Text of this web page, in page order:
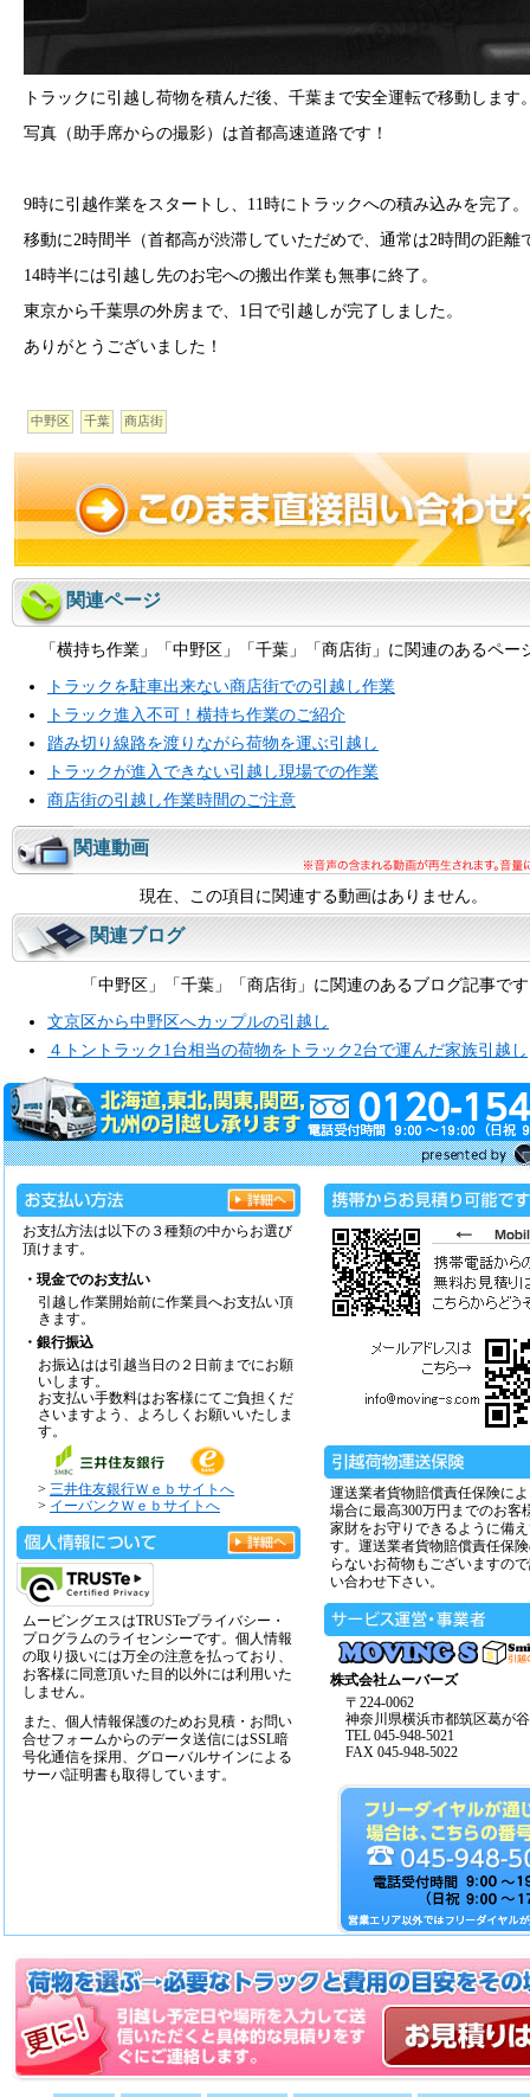
トラックに引越し荷物を積んだ後、千葉まで安全運転で移動します
写真（助手席からの撮影）は首都高速道路です！
9時に引越作業をスタートし、11時にトラックへの積み込みを完了。
移動に2時間半（首都高が渋滞していただめで、通常は2時間の距離
14時半には引越し先のお宅への搬出作業も無事に終了。
東京から千葉県の外房まで、1日で引越しが完了しました。
ありがとうございました！
中野区 千葉 商店街
関連ページ
「横持ち作業」「中野区」「千葉」「商店街」に関連のあるペー
トラックを駐車出来ない商店街での引越し作業
トラック進入不可！横持ち作業のご紹介
踏み切り線路を渡りながら荷物を運ぶ引越し
トラックが進入できない引越し現場での作業
商店街の引越し作業時間のご注意
関連動画
現在、この項目に関連する動画はありません。
関連ブログ
「中野区」「千葉」「商店街」に関連のあるブログ記事で
文京区から中野区へカップルの引越し
４トントラック1台相当の荷物をトラック2台で運んだ家族引越し
お支払方法は以下の３種類の中からお選び
頂けます。
・現金でのお支払い
引越し作業開始前に作業員へお支払い頂
きます。
・銀行振込
お振込はは引越当日の２日前までにお願
いします。
お支払い手数料はお客様にてご負担くだ
さいますよう、よろしくお願いいたしま
す。
> 三井住友銀行Ｗｅｂサイトへ
> イーバンクＷｅｂサイトへ
ムービングエスはTRUSTeプライバシー・
プログラムのライセンシーです。個人情報
の取り扱いには万全の注意を払っており、
お客様に同意頂いた目的以外には利用いた
しません。
また、個人情報保護のためお見積・お問い
合せフォームからのデータ送信にはSSL暗
号化通信を採用、グローバルサインによる
サーバ証明書も取得しています。
運送業者貨物賠償責任保険に
場合に最高300万円までのお客
家財をお守りできるように備
す。運送業者貨物賠償責任保
らないお荷物もございますの
い合わせ下さい。
株式会社ムーバーズ
〒224-0062
神奈川県横浜市都筑区葛が
TEL 045-948-5021
FAX 045-948-5022